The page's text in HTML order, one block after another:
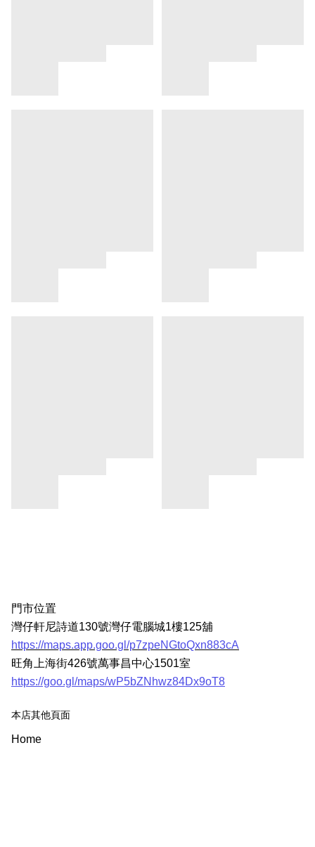
門市位置
灣仔軒尼詩道130號灣仔電腦城1樓125舖
https://maps.app.goo.gl/p7zpeNGtoQxn883cA
旺角上海街426號萬事昌中心1501室
https://goo.gl/maps/wP5bZNhwz84Dx9oT8
本店其他頁面
Home